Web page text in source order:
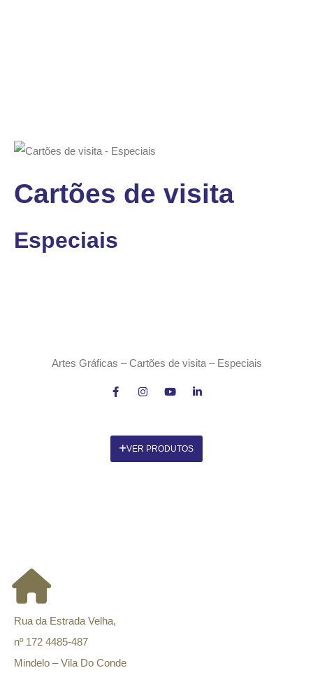
Cartões de visita
Especiais
Artes Gráficas –Cartões de visita – Especiais
VER PRODUTOS
Rua da Estrada Velha,
nº 172 4485-487
Mindelo – Vila Do Conde